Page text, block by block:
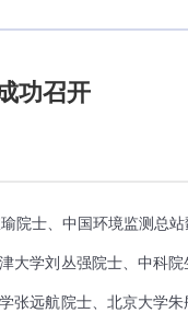
功召开
士、中国环境监测总
大学刘丛强院士、中科
张远航院士、北京大学